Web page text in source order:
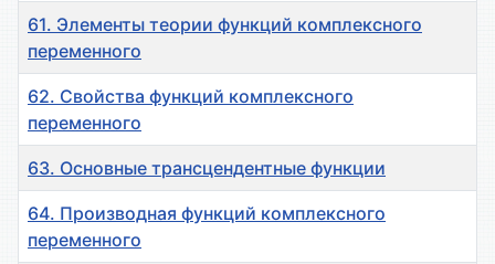
61. Элементы теории функций комплексного
переменного
62. Свойства функций комплексного
переменного
63. Основные трансцендентные функции
64. Производная функций комплексного
переменного